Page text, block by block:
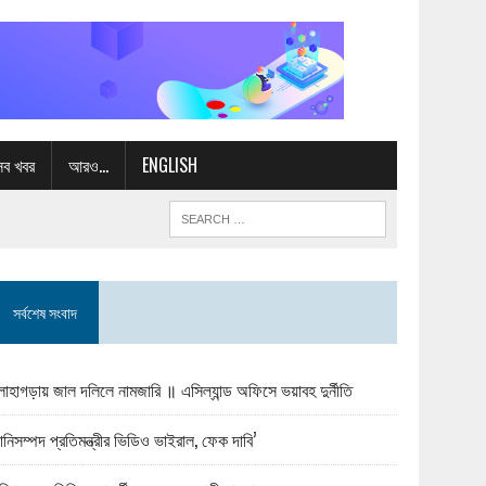
খবর আরও… ENGLISH
সর্বশেষ সংবাদ
জাল দলিলে নামজারি ॥ এসিল্যান্ড অফিসে ভয়াবহ দুর্নীতি
প্রতিমন্ত্রীর ভিডিও ভাইরাল, ফেক দাবি’